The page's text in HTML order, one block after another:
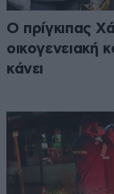
Ο πρίγκιπας
οικογενειακή
κάνει